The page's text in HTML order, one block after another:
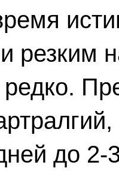
резким
редко.
до